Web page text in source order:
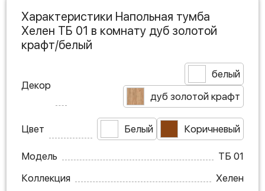
Характеристики Напольная тумба
Хелен ТБ 01 в комнату дуб золотой
крафт/белый
Декор
белый
дуб золотой крафт
Цвет Белый Коричневый
Модель
ТБ 01
Коллекция
Хелен